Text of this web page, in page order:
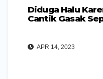
Diduga Halu
Cantik Gasak
APR 14, 2023